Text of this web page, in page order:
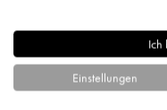
Ich
Einstellungen